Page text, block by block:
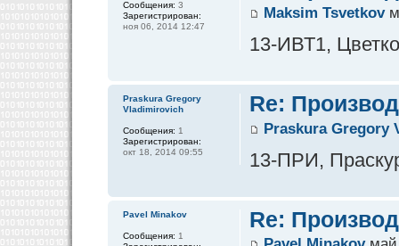
Maksim Tsvetkov
13-ИВТ1,
Сообщения: 3
Зарегистрирован:
ноя 06, 2014 12:47
Re:
Praskura Gregory
13-ПРИ,
Praskura Gregory
Vladimirovich
Сообщения: 1
Зарегистрирован:
окт 18, 2014 09:55
Re:
Pavel Minakov
Сообщения: 1